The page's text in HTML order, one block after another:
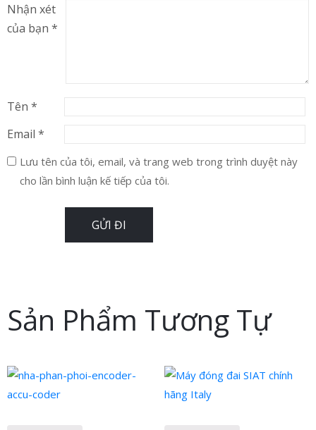
Nhận xét
của bạn *
Tên *
Email *
Lưu tên của tôi, email, và trang web trong trình duyệt này
cho lần bình luận kế tiếp của tôi.
Sản Phẩm Tương Tự